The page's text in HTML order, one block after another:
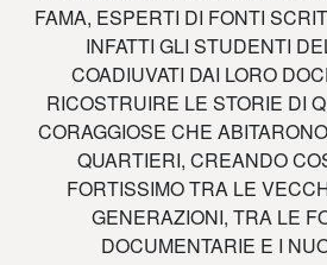
FAMA, ESPERTI DI FONTI
INFATTI GLI STUDENTI
COADIUVATI DAI LORO
RICOSTRUIRE LE STORIE DI
CORAGGIOSE CHE
QUARTIERI, CREANDO
FORTISSIMO TRA LE
GENERAZIONI, TRA LE
DOCUMENTARIE E I